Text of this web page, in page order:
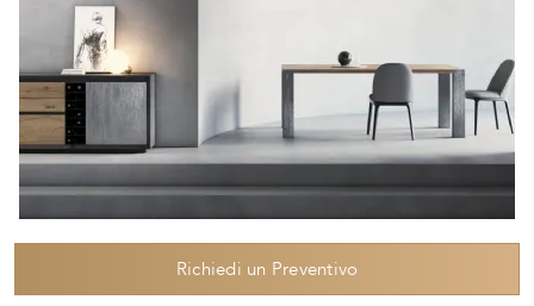
Richiedi un Preventivo